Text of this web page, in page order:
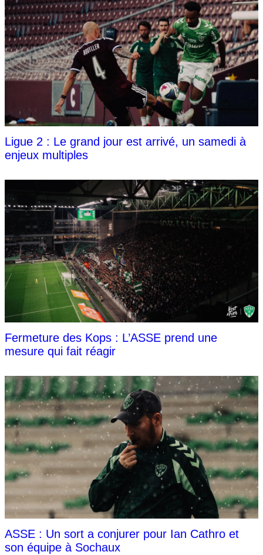
Ligue 2 : Le grand jour est arrivé, un samedi à
enjeux multiples
Fermeture des Kops : L’ASSE prend une
mesure qui fait réagir
ASSE : Un sort a conjurer pour Ian Cathro et
son équipe à Sochaux